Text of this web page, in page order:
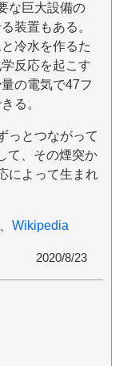
な巨大設備の
装置もある。
冷水を作るた
反応を起こす
の電気で47フ
る。
っとつながって
て、その煙突か
によって生まれ
Wikipedia
2020/8/23